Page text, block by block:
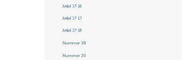
Artikel 37-16
Artikel 37-17
Artikel 37-18
Nummer 38
Nummer 39